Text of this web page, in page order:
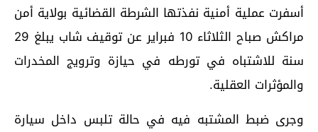
أسفرت عملية أمنية نفذتها الشرطة القضائية بولاية أمن
مراكش صباح الثلاثاء 10 فبراير عن توقيف شاب يبلغ 29
سنة للاشتباه في تورطه في حيازة وترويج المخدرات
والمؤثرات العقلية.
وجرى ضبط المشتبه فيه في حالة تلبس داخل سيارة